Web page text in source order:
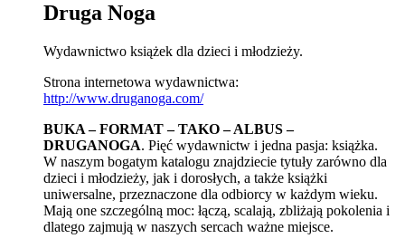
Druga Noga
Wydawnictwo książek dla dzieci i młodzieży.
Strona internetowa wydawnictwa:
http://www.druganoga.com/
BUKA – FORMAT – TAKO – ALBUS –
DRUGANOGA. Pięć wydawnictw i jedna pasja: książka.
W naszym bogatym katalogu znajdziecie tytuły zarówno dla
dzieci i młodzieży, jak i dorosłych, a także książki
uniwersalne, przeznaczone dla odbiorcy w każdym wieku.
Mają one szczególną moc: łączą, scalają, zbliżają pokolenia i
dlatego zajmują w naszych sercach ważne miejsce.